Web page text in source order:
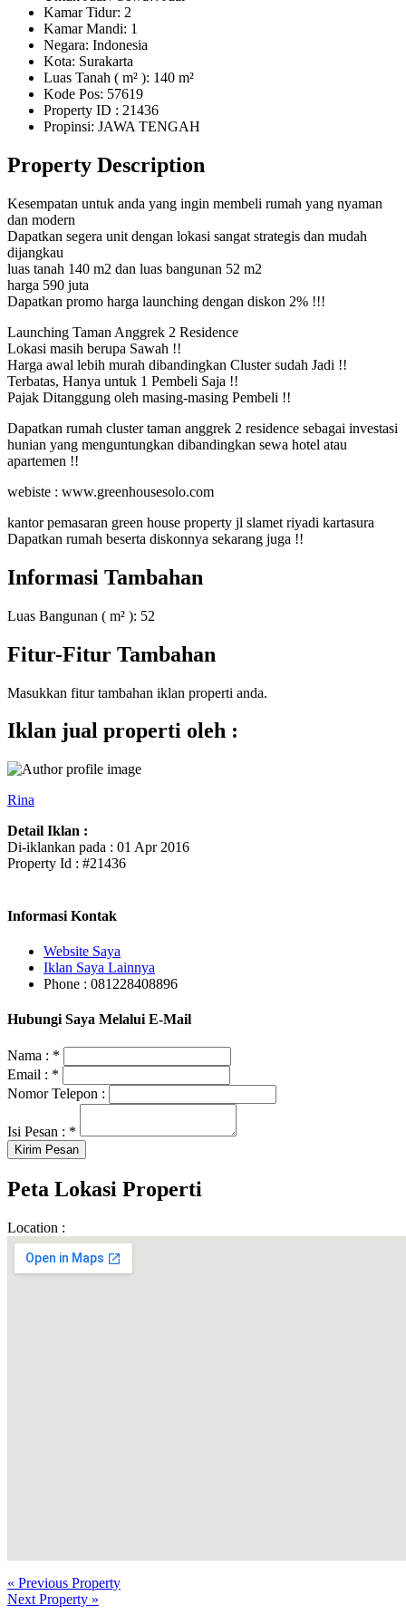
Kamar Tidur: 2
Kamar Mandi: 1
Negara: Indonesia
Kota: Surakarta
Luas Tanah ( m² ): 140 m²
Kode Pos: 57619
Property ID : 21436
Propinsi: JAWA TENGAH
Property Description
Kesempatan untuk anda yang ingin membeli rumah yang nyaman
dan modern
Dapatkan segera unit dengan lokasi sangat strategis dan mudah
dijangkau
luas tanah 140 m2 dan luas bangunan 52 m2
harga 590 juta
Dapatkan promo harga launching dengan diskon 2% !!!
Launching Taman Anggrek 2 Residence
Lokasi masih berupa Sawah !!
Harga awal lebih murah dibandingkan Cluster sudah Jadi !!
Terbatas, Hanya untuk 1 Pembeli Saja !!
Pajak Ditanggung oleh masing-masing Pembeli !!
Dapatkan rumah cluster taman anggrek 2 residence sebagai investasi
hunian yang menguntungkan dibandingkan sewa hotel atau
apartemen !!
webiste : www.greenhousesolo.com
kantor pemasaran green house property jl slamet riyadi kartasura
Dapatkan rumah beserta diskonnya sekarang juga !!
Informasi Tambahan
Luas Bangunan ( m² ): 52
Fitur-Fitur Tambahan
Masukkan fitur tambahan iklan properti anda.
Iklan jual properti oleh :
Rina
Detail Iklan :
Di-iklankan pada : 01 Apr 2016
Property Id : #21436
Informasi Kontak
Website Saya
Iklan Saya Lainnya
Phone : 081228408896
Hubungi Saya Melalui E-Mail
Nama : *
Email : *
Nomor Telepon :
Isi Pesan : *
Peta Lokasi Properti
Location :
« Previous Property
Next Property »